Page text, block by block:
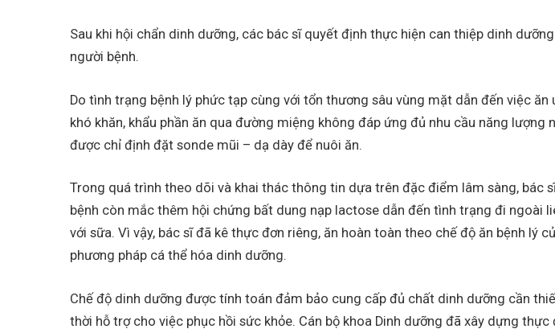
Sau khi hội chẩn dinh dưỡng, các bác sĩ quyết định thực hiện can thiệp dinh
người bệnh.
Do tình trạng bệnh lý phức tạp cùng với tổn thương sâu vùng mặt dẫn đến việc ăn
khó khăn, khẩu phần ăn qua đường miệng không đáp ứng đủ nhu cầu năng lượng
được chỉ định đặt sonde mũi – dạ dày để nuôi ăn.
Trong quá trình theo dõi và khai thác thông tin dựa trên đặc điểm lâm sàng, bác
bệnh còn mắc thêm hội chứng bất dung nạp lactose dẫn đến tình trạng đi ngoài
với sữa. Vì vậy, bác sĩ đã kê thực đơn riêng, ăn hoàn toàn theo chế độ ăn bệnh lý
phương pháp cá thể hóa dinh dưỡng.
Chế độ dinh dưỡng được tính toán đảm bảo cung cấp đủ chất dinh dưỡng cần
thời hỗ trợ cho việc phục hồi sức khỏe. Cán bộ khoa Dinh dưỡng đã xây dựng thực